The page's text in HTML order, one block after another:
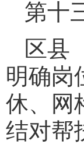
第十
区县
明确岗
休、网
结对帮